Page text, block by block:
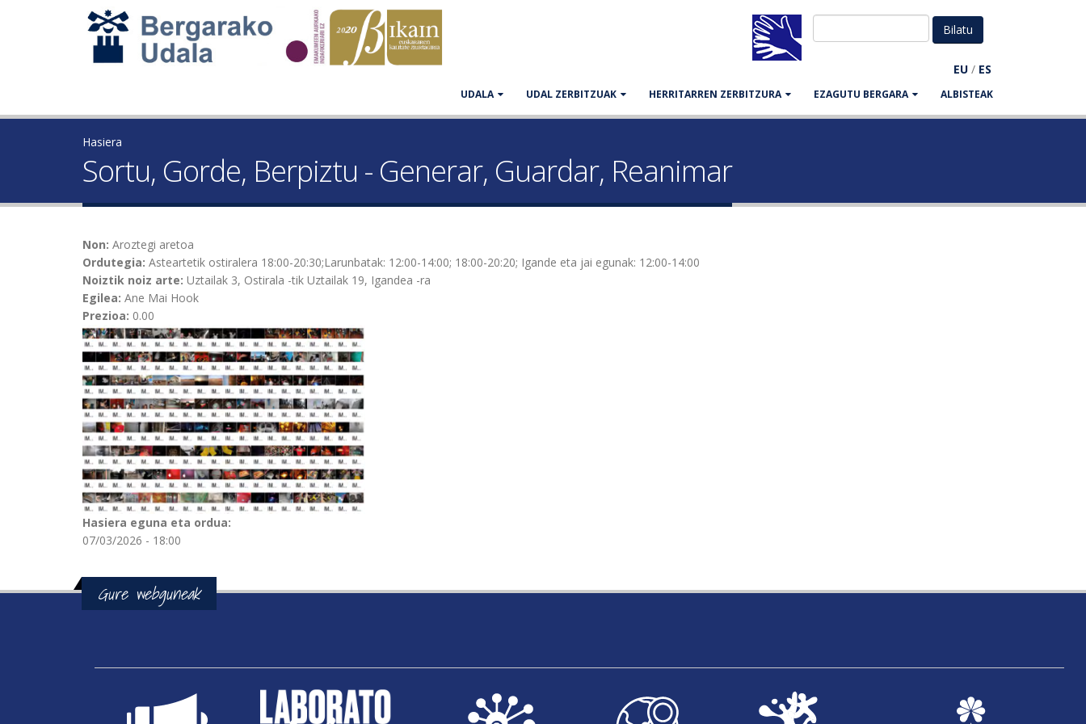
EU / ES
UDALA UDAL ZERBITZUAK HERRITARREN ZERBITZURA EZAGUTU BERGARA ALBISTEAK
Hasiera
Sortu, Gorde, Berpiztu - Generar, Guardar, Reanimar
Non: Aroztegi aretoa
Ordutegia: Asteartetik ostiralera 18:00-20:30;Larunbatak: 12:00-14:00; 18:00-20:20; Igande eta jai egunak: 12:00-14:00
Noiztik noiz arte: Uztailak 3, Ostirala -tik Uztailak 19, Igandea -ra
Egilea: Ane Mai Hook
Prezioa: 0.00
Hasiera eguna eta ordua:
07/03/2026 - 18:00
Gure webguneak